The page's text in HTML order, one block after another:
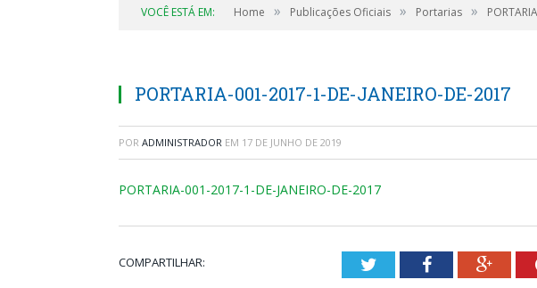
VOCÊ ESTÁ EM: Home » Publicações Oficiais » Portarias »
PORTARIA-001-2017-1-DE-JANEIRO-DE-2017
POR ADMINISTRADOR EM 17 DE JUNHO DE 2019
PORTARIA-001-2017-1-DE-JANEIRO-DE-2017
COMPARTILHAR: TwitterFacebook